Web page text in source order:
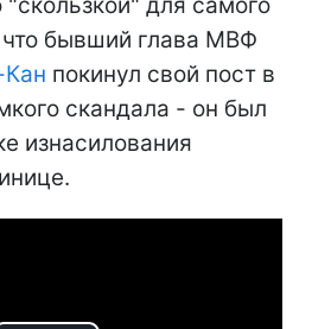
бывший глава МВФ
покинул свой пост в
скандала - он был
изнасилования